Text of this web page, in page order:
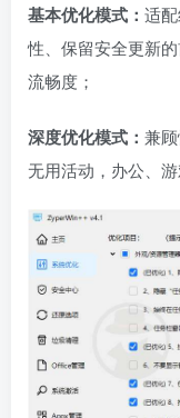
基本优化模式： 适
性、保留安全更新
流畅度；
深度优化模式： 兼
无用活动，办公、